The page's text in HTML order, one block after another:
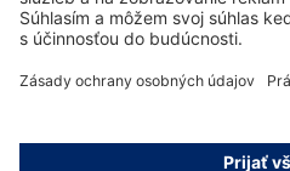
Informácie